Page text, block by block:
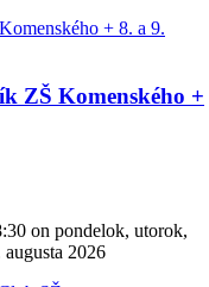
ZŠ Komenského +
on pondelok, utorok,
2026